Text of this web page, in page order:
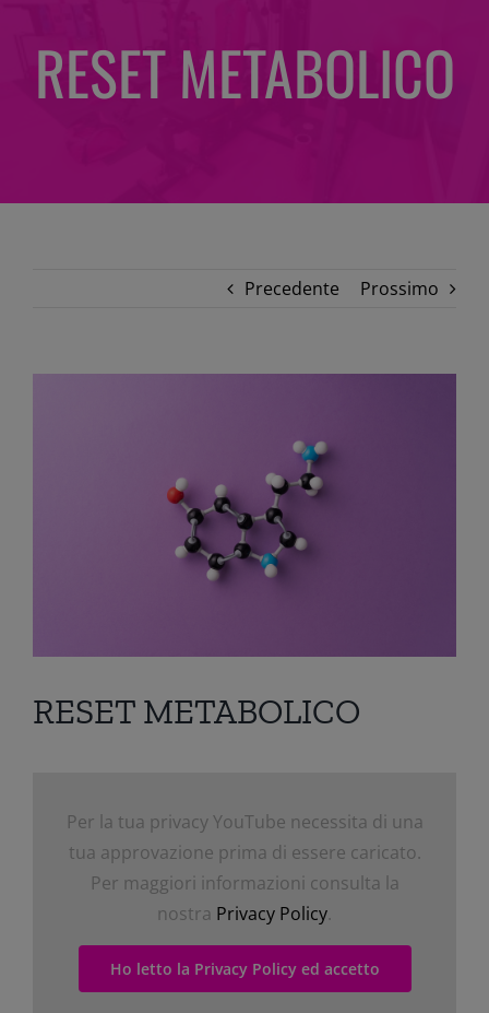
RESET METABOLICO
Precedente Prossimo
RESET METABOLICO
Per la tua privacy YouTube necessita di una
tua approvazione prima di essere caricato.
Per maggiori informazioni consulta la
nostra Privacy Policy.
Ho letto la Privacy Policy ed accetto